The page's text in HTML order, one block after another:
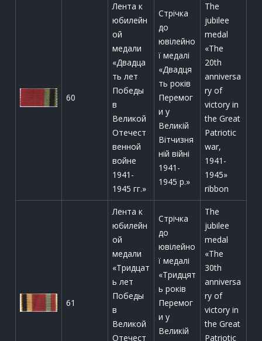
60
Лента к
юбилейн
ой
медали
«Двадца
ть лет
Победы
в
Великой
Отечест
венной
войне
1941-
1945 гг.»
Стрічка
до
ювілейно
ї медалі
«Двадця
ть років
Перемог
и у
Великій
Вітчизня
ній війні
1941-
1945 р.»
The
jubilee
medal
«The
20th
anniversa
ry of
victory in
the Great
Patriotic
war,
1941-
1945»
ribbon
61
Лента к
юбилейн
ой
медали
«Тридцат
ь лет
Победы
в
Великой
Отечест
Стрічка
до
ювілейно
ї медалі
«Тридцят
ь років
Перемог
и у
Великій
The
jubilee
medal
«The
30th
anniversa
ry of
victory in
the Great
Patriotic